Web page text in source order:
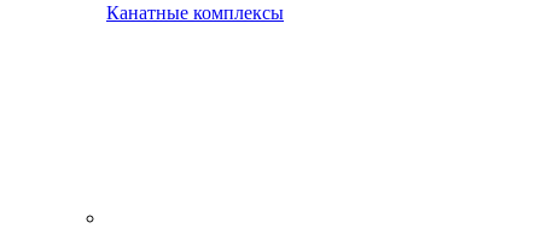
Канатные комплексы